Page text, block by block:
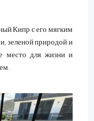
Кипр с его мягким
зеленой природой и
место для жизни и